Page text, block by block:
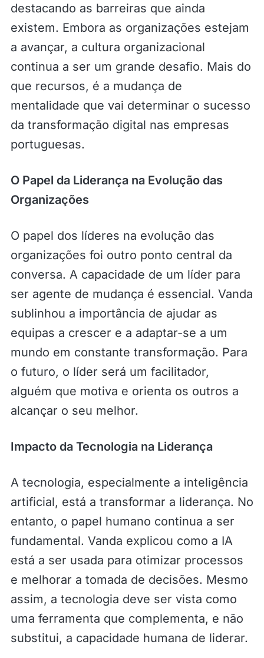
destacando as barreiras que ainda
existem. Embora as organizações estejam
a avançar, a cultura organizacional
continua a ser um grande desafio. Mais do
que recursos, é a mudança de
mentalidade que vai determinar o sucesso
da transformação digital nas empresas
portuguesas.
O Papel da Liderança na Evolução das
Organizações
O papel dos líderes na evolução das
organizações foi outro ponto central da
conversa. A capacidade de um líder para
ser agente de mudança é essencial. Vanda
sublinhou a importância de ajudar as
equipas a crescer e a adaptar-se a um
mundo em constante transformação. Para
o futuro, o líder será um facilitador,
alguém que motiva e orienta os outros a
alcançar o seu melhor.
Impacto da Tecnologia na Liderança
A tecnologia, especialmente a inteligência
artificial, está a transformar a liderança. No
entanto, o papel humano continua a ser
fundamental. Vanda explicou como a IA
está a ser usada para otimizar processos
e melhorar a tomada de decisões. Mesmo
assim, a tecnologia deve ser vista como
uma ferramenta que complementa, e não
substitui, a capacidade humana de liderar.